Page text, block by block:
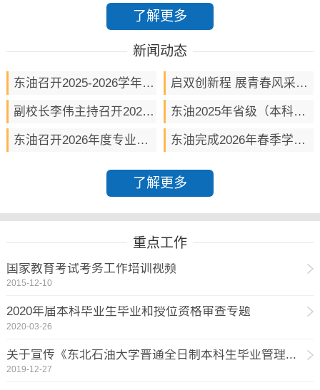
了解更多
新闻动态
东油召开2025-2026学年第二学期第二次教学例会 启双创新程 展青春风采——东北石油大学创新创业主题活动周系列活动顺利开展
副校长李伟主持召开2025-2026学年学生座谈会 东油2025年省级（本科）教学成果奖取得新突破
东油召开2026年度专业设置优化调整推进会 东油完成2026年春季学期校级试讲
了解更多
重点工作
国家教育考试考务工作培训视频
2015-12-10
2020年届本科毕业生毕业和授位资格审查专题
2020-03-26
关于宣传《东北石油大学普通全日制本科生毕业管理...
2019-12-27